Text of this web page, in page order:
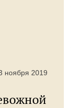
ноября 2019